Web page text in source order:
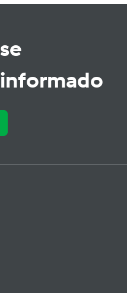
se
informado